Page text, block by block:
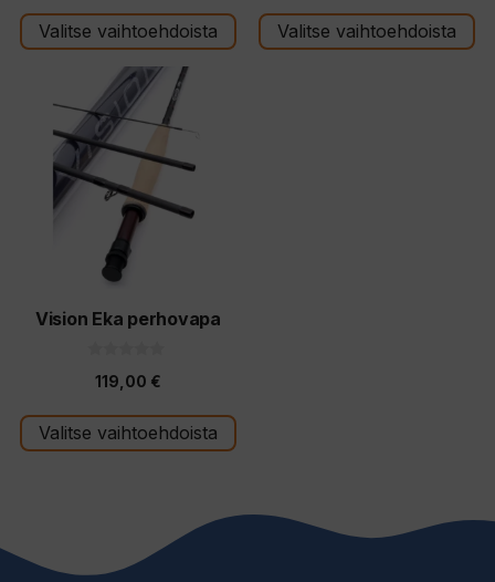
ä
-
79,90 €
Valitse vaihtoehdoista
oli:
on:
Valitse vaihtoehdoista
Vision Eka perhovapa
s
t
ä
119,00 €
Valitse vaihtoehdoista
tuotteella
useampi
muunnelma.
tuotteen